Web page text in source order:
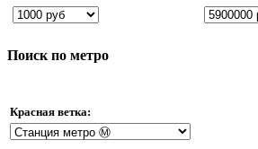
Поиск по метро
Красная ветка: